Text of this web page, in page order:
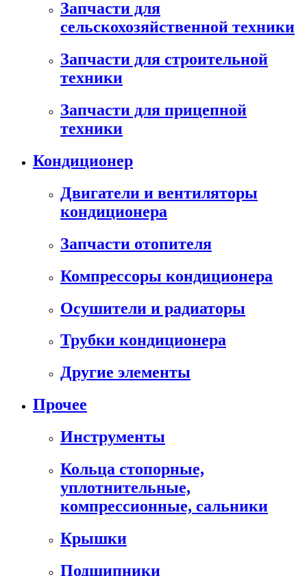
Запчасти для
сельскохозяйственной техники
Запчасти для строительной
техники
Запчасти для прицепной
техники
Кондиционер
Двигатели и вентиляторы
кондиционера
Запчасти отопителя
Компрессоры кондиционера
Осушители и радиаторы
Трубки кондиционера
Другие элементы
Прочее
Инструменты
Кольца стопорные,
уплотнительные,
компрессионные, сальники
Крышки
Подшипники